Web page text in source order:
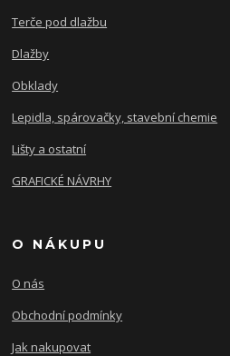
Terče pod dlažbu
Dlažby
Obklady
Lepidla, spárovačky, stavební chemie
Lišty a ostatní
GRAFICKÉ NÁVRHY
O NÁKUPU
O nás
Obchodní podmínky
Jak nakupovat